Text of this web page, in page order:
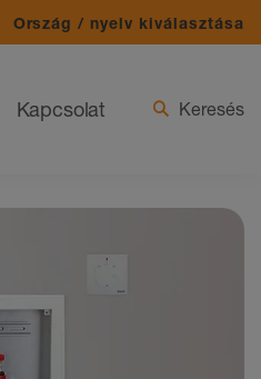
Ország / nyelv kiválasztása
Kapcsolat Keresés